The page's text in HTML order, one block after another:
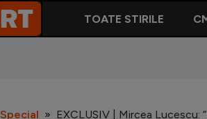
TOATE STIRILE
Special EXCLUSIV | Mircea Lucescu: